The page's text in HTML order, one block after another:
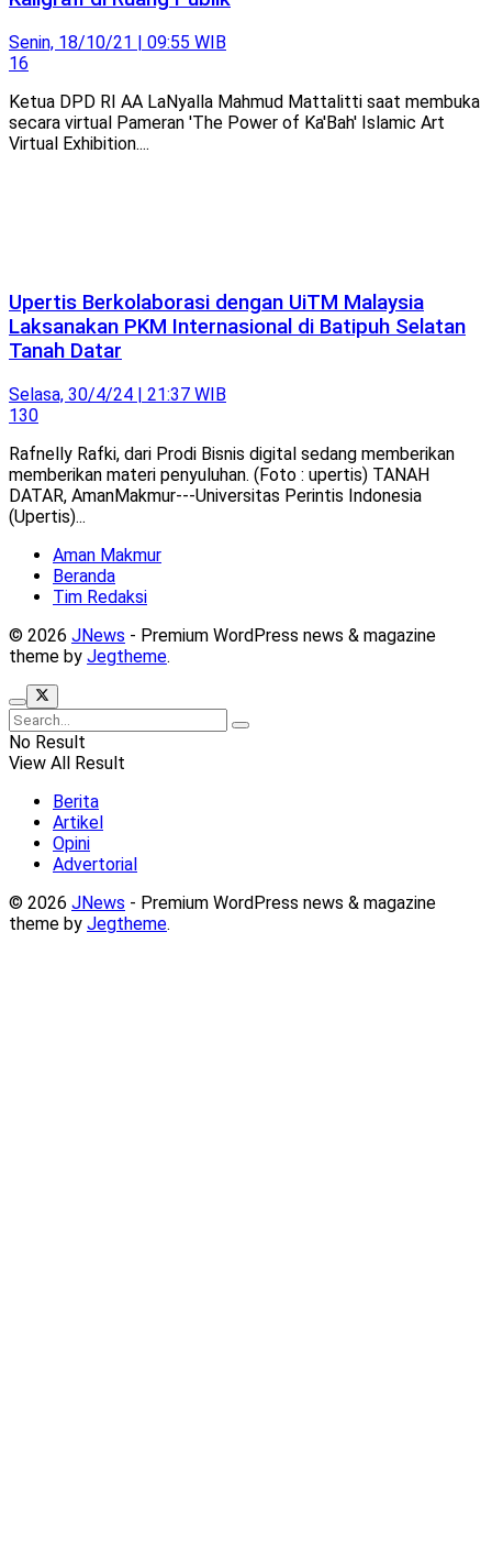
Senin, 18/10/21 | 09:55 WIB
16
Ketua DPD RI AA LaNyalla Mahmud Mattalitti saat membuka
secara virtual Pameran 'The Power of Ka'Bah' Islamic Art
Virtual Exhibition....
Upertis Berkolaborasi dengan UiTM Malaysia
Laksanakan PKM Internasional di Batipuh Selatan
Tanah Datar
Selasa, 30/4/24 | 21:37 WIB
130
Rafnelly Rafki, dari Prodi Bisnis digital sedang memberikan
memberikan materi penyuluhan. (Foto : upertis) TANAH
DATAR, AmanMakmur---Universitas Perintis Indonesia
(Upertis)...
Aman Makmur
Beranda
Tim Redaksi
© 2026 JNews - Premium WordPress news & magazine
theme by Jegtheme.
No Result
View All Result
Berita
Artikel
Opini
Advertorial
© 2026 JNews - Premium WordPress news & magazine
theme by Jegtheme.